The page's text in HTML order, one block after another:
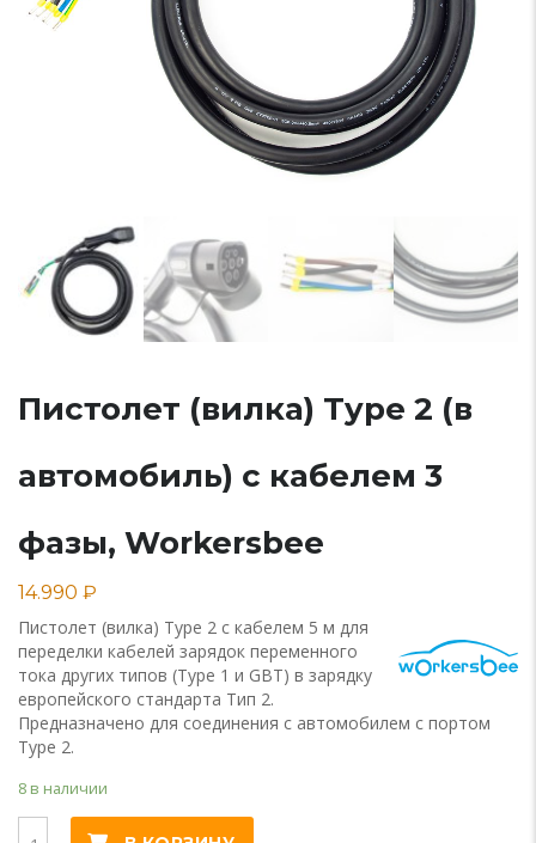
Пистолет (вилка) Type 2 (в
автомобиль) с кабелем 3
фазы, Workersbee
14.990 ₽
Пистолет (вилка) Type 2 с кабелем 5 м для
переделки кабелей зарядок переменного
тока других типов (Type 1 и GBT) в зарядку
европейского стандарта Тип 2.
Предназначено для соединения с автомобилем с портом
Type 2.
8 в наличии
Количество